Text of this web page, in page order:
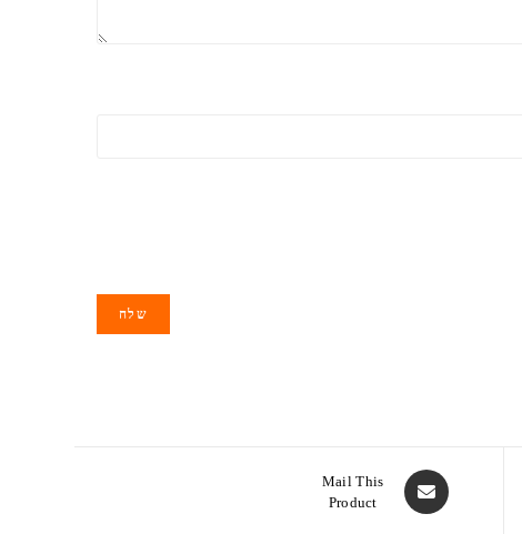
Mail This
Product